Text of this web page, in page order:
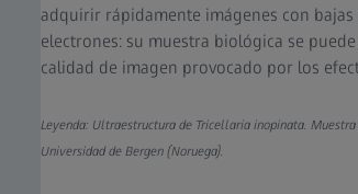
adquirir rápidamente imágenes con
electrones: su muestra biológica se
calidad de imagen provocado por los
Leyenda: Ultraestructura de Tricellaria inopinata.
Universidad de Bergen (Noruega).